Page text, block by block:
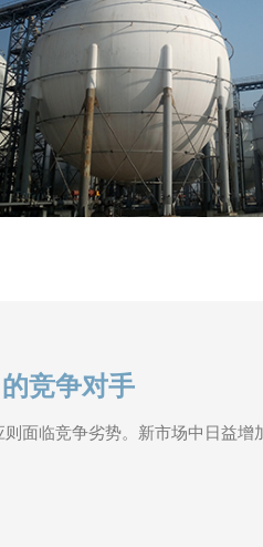
竞争对手
面临竞争劣势。新市场中日益增